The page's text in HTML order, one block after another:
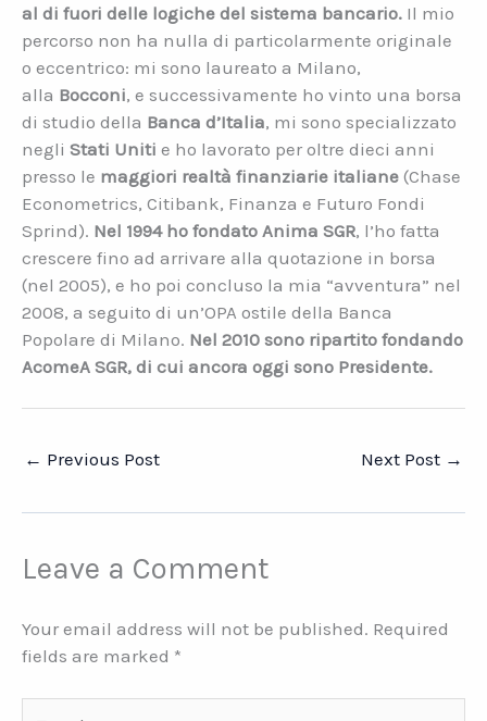
al di fuori delle logiche del sistema bancario. Il mio
percorso non ha nulla di particolarmente originale
o eccentrico: mi sono laureato a Milano,
alla Bocconi, e successivamente ho vinto una borsa
di studio della Banca d’Italia, mi sono specializzato
negli Stati Uniti e ho lavorato per oltre dieci anni
presso le maggiori realtà finanziarie italiane (Chase
Econometrics, Citibank, Finanza e Futuro Fondi
Sprind). Nel 1994 ho fondato Anima SGR, l’ho fatta
crescere fino ad arrivare alla quotazione in borsa
(nel 2005), e ho poi concluso la mia “avventura” nel
2008, a seguito di un’OPA ostile della Banca
Popolare di Milano. Nel 2010 sono ripartito fondando
AcomeA SGR, di cui ancora oggi sono Presidente.
← Previous Post Next Post →
Leave a Comment
Your email address will not be published. Required
fields are marked *